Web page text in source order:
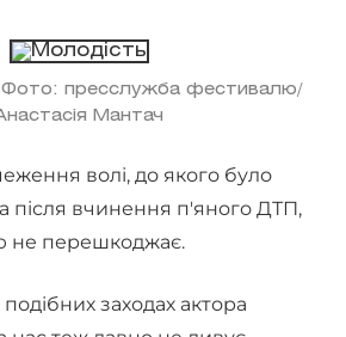
пресслужба фестивалю/
Мантач
волі, до якого було
після вчинення п'яного ДТП,
не перешкоджає.
заходах актора